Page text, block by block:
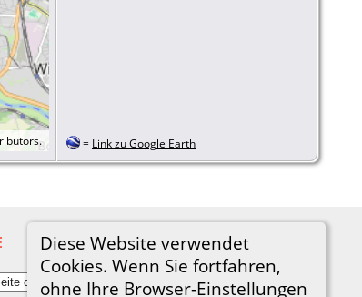
Diese Website verwendet
Cookies. Wenn Sie fortfahren,
ohne Ihre Browser-Einstellungen
= Link zu Google Earth